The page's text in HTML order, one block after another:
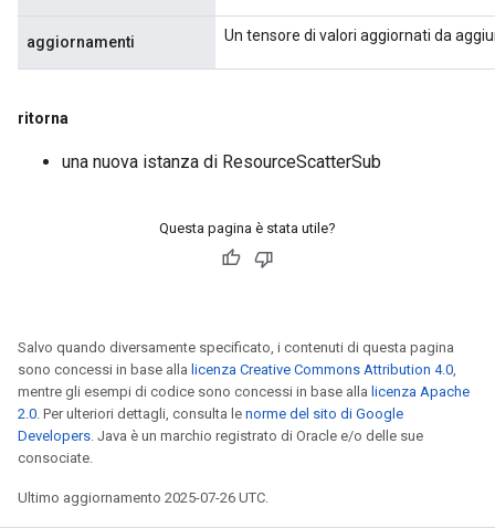
aggiornamenti Un tensore di valori aggiornati da
ritorna
una nuova istanza di ResourceScatterSub
Questa pagina è stata utile?
Salvo quando diversamente specificato, i contenuti di questa pagina
sono concessi in base alla licenza Creative Commons Attribution 4.0,
mentre gli esempi di codice sono concessi in base alla licenza Apache
2.0. Per ulteriori dettagli, consulta le norme del sito di Google
Developers. Java è un marchio registrato di Oracle e/o delle sue
consociate.
Ultimo aggiornamento 2025-07-26 UTC.